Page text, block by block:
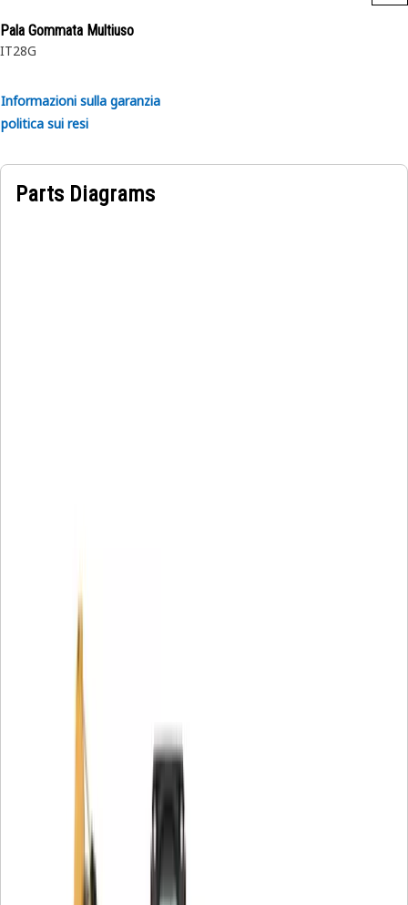
Pala Gommata Multiuso
IT28G
Informazioni sulla garanzia
politica sui resi
Parts Diagrams